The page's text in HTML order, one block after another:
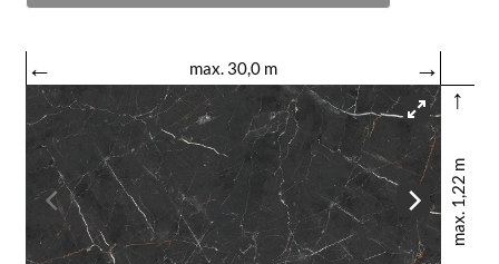
← max. 30,0 m
→
↑
max. 1,22 m